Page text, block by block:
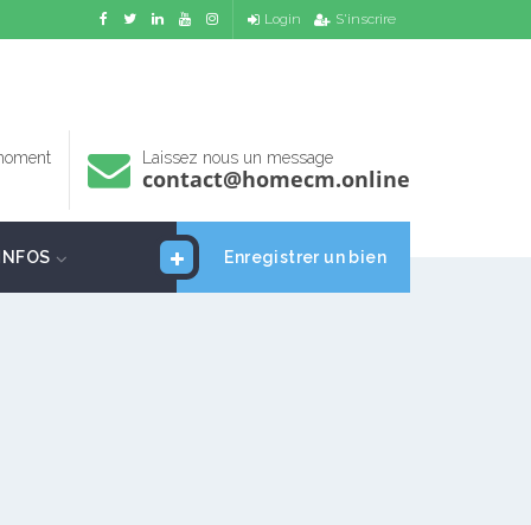
Login S'inscrire
Laissez nous un message
contact@homecm.online
Enregistrer un bien
INFOS